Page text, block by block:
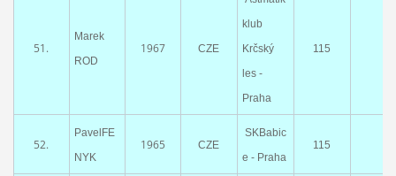
51.
Marek
ROD
1967 CZE
klub
Krčský
les -
Praha
115
52.
PavelFE
NYK
1965 CZE
SKBabic
e - Praha
115